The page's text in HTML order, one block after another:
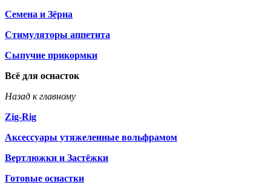
Семена и Зёрна
Стимуляторы аппетита
Сыпучие прикормки
Всё для оснасток
Назад к главному
Zig-Rig
Аксессуары утяжеленные вольфрамом
Вертлюжки и Застёжки
Готовые оснастки